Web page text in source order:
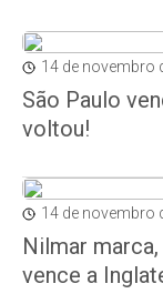
14 de novembro
São Paulo
voltou!
14 de novembro
Nilmar
vence a